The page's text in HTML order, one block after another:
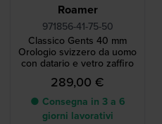
Roamer
971856-41-75-50
Classico Gents 40 mm
Orologio svizzero da uomo
con datario e vetro zaffiro
289,00 €
● Consegna in 3 a 6
giorni lavorativi